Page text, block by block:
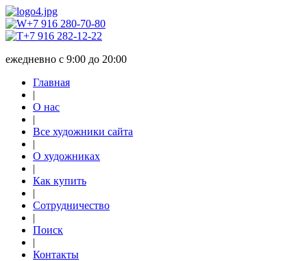
+7 916 280-70-80
+7 916 282-12-22
ежедневно с 9:00 до 20:00
Главная
|
О нас
|
Все художники сайта
|
О художниках
|
Как купить
|
Сотрудничество
|
Поиск
|
Контакты